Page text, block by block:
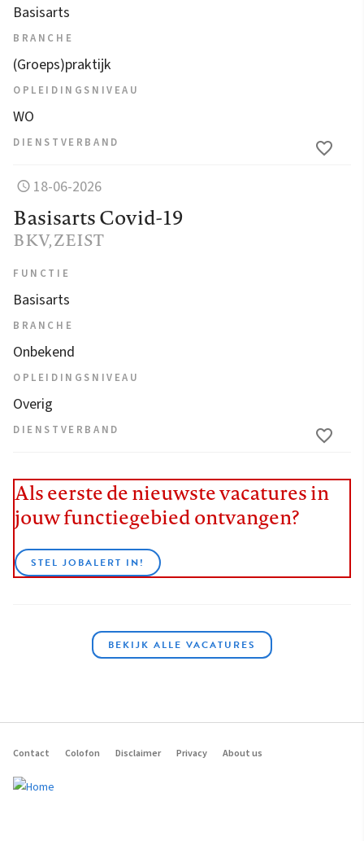
Basisarts
BRANCHE
(Groeps)praktijk
OPLEIDINGSNIVEAU
WO
DIENSTVERBAND
18-06-2026
Basisarts Covid-19
BKV, ZEIST
FUNCTIE
Basisarts
BRANCHE
Onbekend
OPLEIDINGSNIVEAU
Overig
DIENSTVERBAND
Als eerste de nieuwste vacatures in
jouw functiegebied ontvangen?
STEL JOBALERT IN!
BEKIJK ALLE VACATURES
Footer
navigation
Contact Colofon Disclaimer Privacy About us